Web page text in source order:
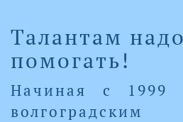
Талантам надо
помогать!
Начиная с 1999
волгоградским